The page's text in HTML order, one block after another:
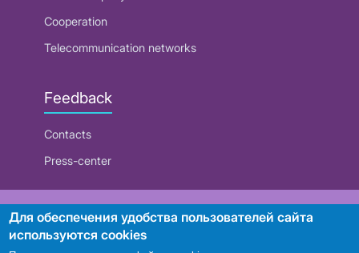
Cooperation
Telecommunication networks
Feedback
Contacts
Press-center
RUE "Beltelecom"
Для обеспечения удобства пользователей сайта
используются cookies